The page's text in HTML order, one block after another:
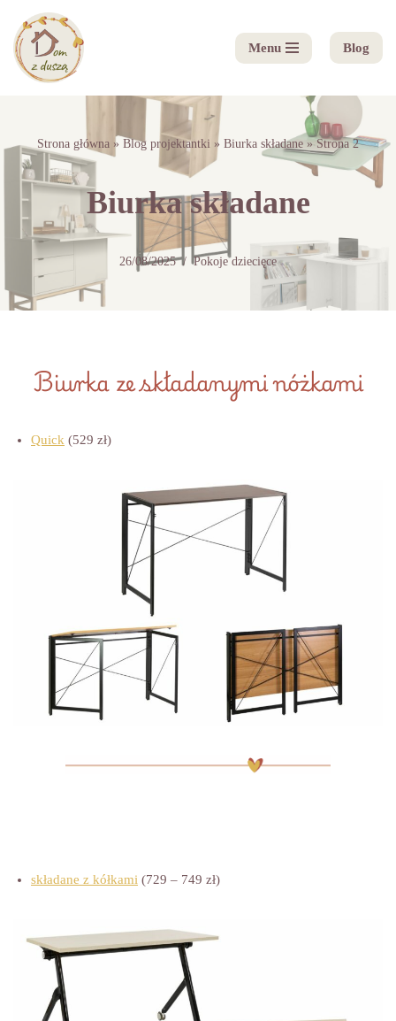
Przejdź
do
Menu Blog
Strona główna » Blog projektantki » Biurka składane » Strona 2
Biurka składane
26/08/2025 Pokoje dziecięce
Biurka ze składanymi nóżkami
Quick (529 zł)
składane z kółkami (729 – 749 zł)